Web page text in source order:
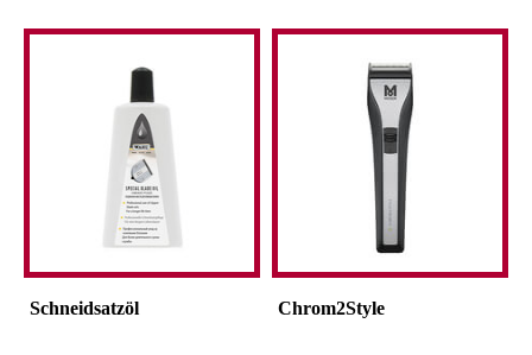
Schneidsatzöl Chrom2Style